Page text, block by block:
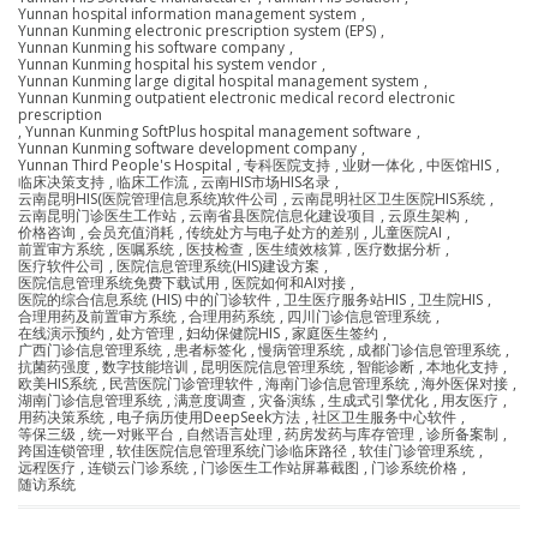
Yunnan hospital information management system ,
Yunnan Kunming electronic prescription system (EPS) ,
Yunnan Kunming his software company ,
Yunnan Kunming hospital his system vendor ,
Yunnan Kunming large digital hospital management system ,
Yunnan Kunming outpatient electronic medical record electronic
prescription
, Yunnan Kunming SoftPlus hospital management software ,
Yunnan Kunming software development company ,
Yunnan Third People's Hospital , 专科医院支持 , 业财一体化 , 中医馆HIS ,
临床决策支持 , 临床工作流 , 云南HIS市场HIS名录 ,
云南昆明HIS(医院管理信息系统)软件公司 , 云南昆明社区卫生医院HIS系统 ,
云南昆明门诊医生工作站 , 云南省县医院信息化建设项目 , 云原生架构 ,
价格咨询 , 会员充值消耗 , 传统处方与电子处方的差别 , 儿童医院AI ,
前置审方系统 , 医嘱系统 , 医技检查 , 医生绩效核算 , 医疗数据分析 ,
医疗软件公司 , 医院信息管理系统(HIS)建设方案 ,
医院信息管理系统免费下载试用 , 医院如何和AI对接 ,
医院的综合信息系统 (HIS) 中的门诊软件 , 卫生医疗服务站HIS , 卫生院HIS ,
合理用药及前置审方系统 , 合理用药系统 , 四川门诊信息管理系统 ,
在线演示预约 , 处方管理 , 妇幼保健院HIS , 家庭医生签约 ,
广西门诊信息管理系统 , 患者标签化 ,慢病管理系统 , 成都门诊信息管理系统 ,
抗菌药强度 , 数字技能培训 , 昆明医院信息管理系统 , 智能诊断 , 本地化支持 ,
欧美HIS系统 , 民营医院门诊管理软件 , 海南门诊信息管理系统 , 海外医保对接 ,
湖南门诊信息管理系统 , 满意度调查 , 灾备演练 , 生成式引擎优化 , 用友医疗 ,
用药决策系统 , 电子病历使用DeepSeek方法 , 社区卫生服务中心软件 ,
等保三级 , 统一对账平台 , 自然语言处理 , 药房发药与库存管理 , 诊所备案制 ,
跨国连锁管理 , 软佳医院信息管理系统门诊临床路径 , 软佳门诊管理系统 ,
远程医疗 , 连锁云门诊系统 , 门诊医生工作站屏幕截图 , 门诊系统价格 ,
随访系统